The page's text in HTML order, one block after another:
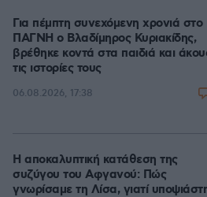
Για πέμπτη συνεχόμενη χρονιά στο
ΠΑΓΝΗ ο Βλαδίμηρος Κυριακίδης,
βρέθηκε κοντά στα παιδιά και
τις ιστορίες τους
06.08.2026, 17:38
Η αποκαλυπτική κατάθεση της
συζύγου του Αφγανού: Πώς
γνωρίσαμε τη Λίσα, γιατί